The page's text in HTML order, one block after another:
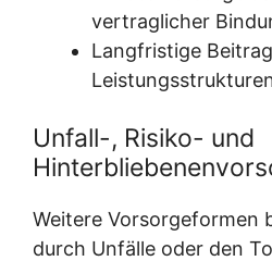
vertraglicher
Langfristige
Unfall-, Risiko- und
Weitere Vorsorgeformen
durch Unfälle oder den